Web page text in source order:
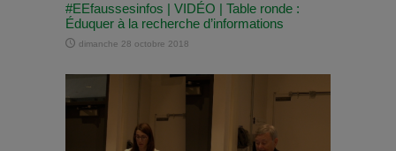
#EEfaussesinfos | VIDÉO | Table ronde :
Éduquer à la recherche d’informations
dimanche 28 octobre 2018